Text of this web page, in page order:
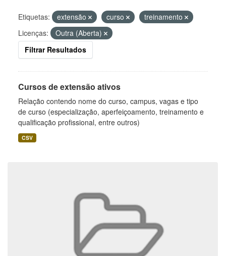
Etiquetas: extensão curso
treinamento
Licenças:
Outra (Aberta)
Filtrar Resultados
Cursos de extensão ativos
Relação contendo nome do curso, campus, vagas e tipo
de curso (especialização, aperfeiçoamento, treinamento e
qualificação profissional, entre outros)
CSV